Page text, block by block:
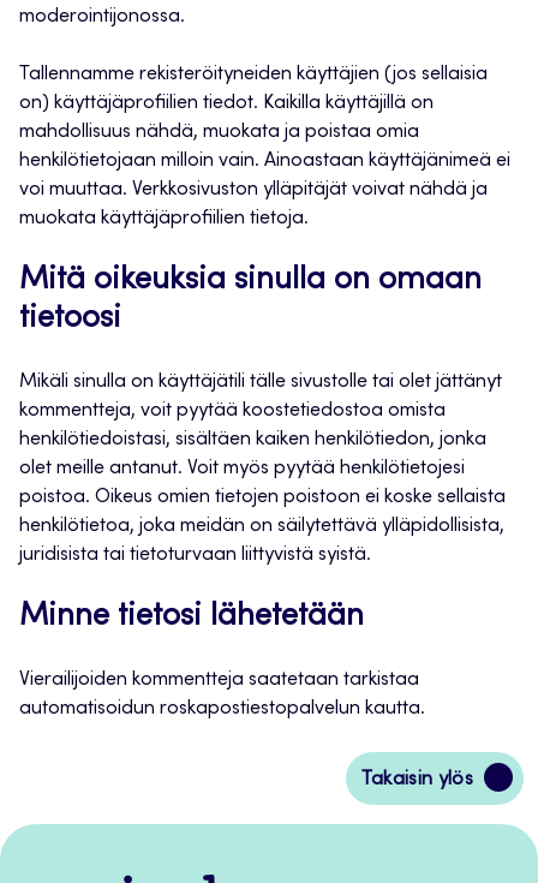
moderointijonossa.
Tallennamme rekisteröityneiden käyttäjien (jos sellaisia
on) käyttäjäprofiilien tiedot. Kaikilla käyttäjillä on
mahdollisuus nähdä, muokata ja poistaa omia
henkilötietojaan milloin vain. Ainoastaan käyttäjänimeä ei
voi muuttaa. Verkkosivuston ylläpitäjät voivat nähdä ja
muokata käyttäjäprofiilien tietoja.
Mitä oikeuksia sinulla on omaan
tietoosi
Mikäli sinulla on käyttäjätili tälle sivustolle tai olet jättänyt
kommentteja, voit pyytää koostetiedostoa omista
henkilötiedoistasi, sisältäen kaiken henkilötiedon, jonka
olet meille antanut. Voit myös pyytää henkilötietojesi
poistoa. Oikeus omien tietojen poistoon ei koske sellaista
henkilötietoa, joka meidän on säilytettävä ylläpidollisista,
juridisista tai tietoturvaan liittyvistä syistä.
Minne tietosi lähetetään
Vierailijoiden kommentteja saatetaan tarkistaa
automatisoidun roskapostiestopalvelun kautta.
Takaisin ylös
Siirry
takaisin